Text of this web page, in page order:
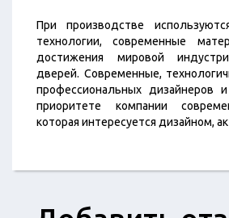
При производстве
технологии, современные
достижения мировой
дверей. Cовременные,
профессиональных дизайнеров
приоритете компании
которая интересуется дизайном,